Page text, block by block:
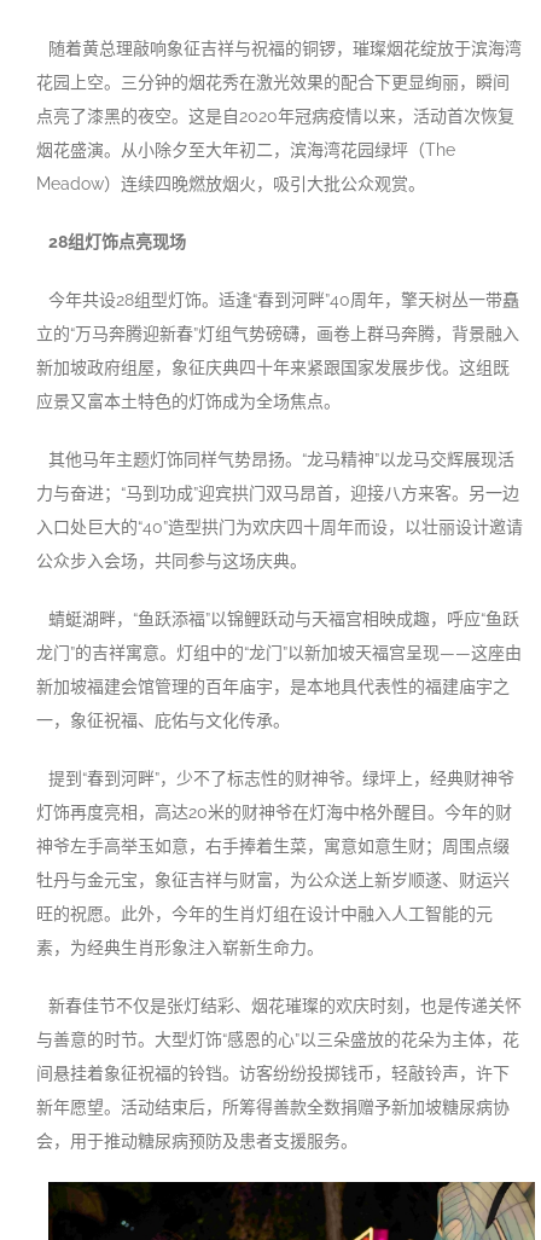
随着黄总理敲响象征吉祥与祝福的铜锣，璀璨烟花绽放于滨海湾
花园上空。三分钟的烟花秀在激光效果的配合下更显绚丽，瞬间
点亮了漆黑的夜空。这是自2020年冠病疫情以来，活动首次恢复
烟花盛演。从小除夕至大年初二，滨海湾花园绿坪（The
Meadow）连续四晚燃放烟火，吸引大批公众观赏。
28组灯饰点亮现场
今年共设28组型灯饰。适逢“春到河畔”40周年，擎天树丛一带矗
立的“万马奔腾迎新春”灯组气势磅礴，画卷上群马奔腾，背景融入
新加坡政府组屋，象征庆典四十年来紧跟国家发展步伐。这组既
应景又富本土特色的灯饰成为全场焦点。
其他马年主题灯饰同样气势昂扬。“龙马精神”以龙马交辉展现活
力与奋进；“马到功成”迎宾拱门双马昂首，迎接八方来客。另一边
入口处巨大的“40”造型拱门为欢庆四十周年而设，以壮丽设计邀请
公众步入会场，共同参与这场庆典。
蜻蜓湖畔，“鱼跃添福”以锦鲤跃动与天福宫相映成趣，呼应“鱼跃
龙门”的吉祥寓意。灯组中的“龙门”以新加坡天福宫呈现——这座由
新加坡福建会馆管理的百年庙宇，是本地具代表性的福建庙宇之
一，象征祝福、庇佑与文化传承。
提到“春到河畔”，少不了标志性的财神爷。绿坪上，经典财神爷
灯饰再度亮相，高达20米的财神爷在灯海中格外醒目。今年的财
神爷左手高举玉如意，右手捧着生菜，寓意如意生财；周围点缀
牡丹与金元宝，象征吉祥与财富，为公众送上新岁顺遂、财运兴
旺的祝愿。此外，今年的生肖灯组在设计中融入人工智能的元
素，为经典生肖形象注入崭新生命力。
新春佳节不仅是张灯结彩、烟花璀璨的欢庆时刻，也是传递关怀
与善意的时节。大型灯饰“感恩的心”以三朵盛放的花朵为主体，花
间悬挂着象征祝福的铃铛。访客纷纷投掷钱币，轻敲铃声，许下
新年愿望。活动结束后，所筹得善款全数捐赠予新加坡糖尿病协
会，用于推动糖尿病预防及患者支援服务。